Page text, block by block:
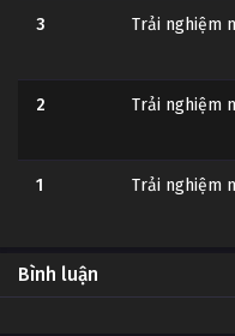
3 Trải nghiệm
2 Trải nghiệm
1 Trải nghiệm
Bình luận